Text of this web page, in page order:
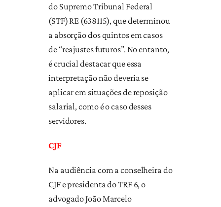
do Supremo Tribunal Federal
(STF) RE (638115), que determinou
a absorção dos quintos em casos
de “reajustes futuros”. No entanto,
é crucial destacar que essa
interpretação não deveria se
aplicar em situações de reposição
salarial, como é o caso desses
servidores.
CJF
Na audiência com a conselheira do
CJF e presidenta do TRF 6, o
advogado João Marcelo